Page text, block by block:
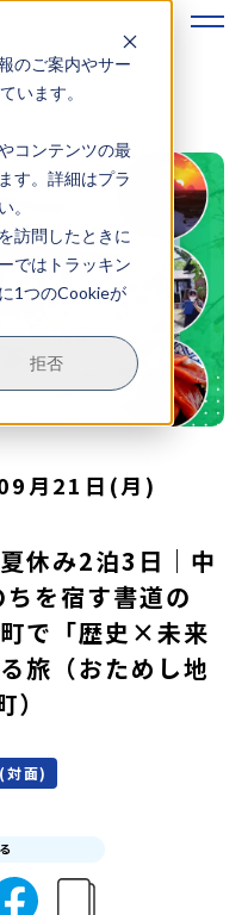
のご案内やサー
います。
コンテンツの最
す。詳細はプラ
。
訪問したときに
ではトラッキン
1つのCookieが
拒否
かた
ン
月21日(月)
休み2泊3日｜中
を宿す書道の
で「歴史×未来
旅（おためし地
対面)